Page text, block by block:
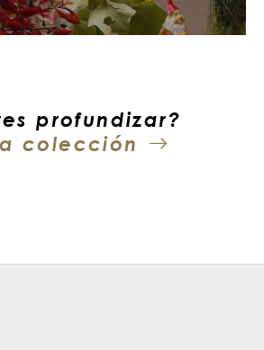
profundizar?
colección